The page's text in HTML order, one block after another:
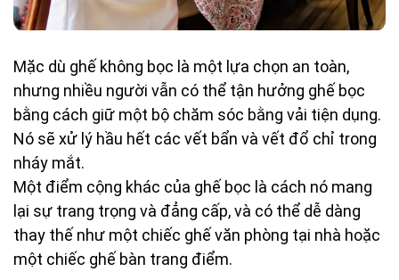
Mặc dù ghế không bọc là một lựa chọn an toàn,
nhưng nhiều người vẫn có thể tận hưởng ghế bọc
bằng cách giữ một bộ chăm sóc bằng vải tiện dụng.
Nó sẽ xử lý hầu hết các vết bẩn và vết đổ chỉ trong
nháy mắt.
Một điểm cộng khác của ghế bọc là cách nó mang
lại sự trang trọng và đẳng cấp, và có thể dễ dàng
thay thế như một chiếc ghế văn phòng tại nhà hoặc
một chiếc ghế bàn trang điểm.